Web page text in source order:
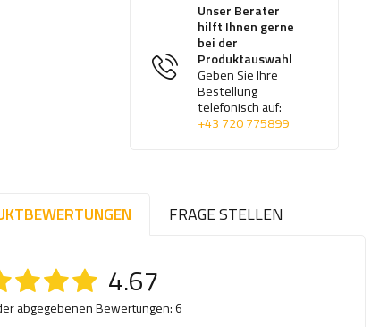
Unser Berater
hilft Ihnen gerne
bei der
Produktauswahl
Geben Sie Ihre
Bestellung
telefonisch auf:
+43 720 775899
FRAGE STELLEN
4.67
abgegebenen Bewertungen: 6